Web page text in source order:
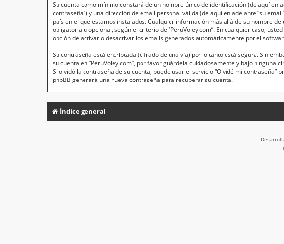
Su cuenta como mínimo constará de un nombre único de identificación (de aquí en
contraseña”) y una dirección de email personal válida (de aquí en adelante “su
país en el que estamos instalados. Cualquier información más allá de su nombre
obligatoria u opcional, según el criterio de “PeruVoley.com”. En cualquier caso,
opción de activar o desactivar los emails generados automáticamente por el
Su contraseña está encriptada (cifrado de una vía) por lo tanto está segura. Sin
su cuenta en “PeruVoley.com”, por favor guárdela cuidadosamente y bajo
Si olvidó la contraseña de su cuenta, puede usar el servicio “Olvidé mi
phpBB generará una nueva contraseña para recuperar su cuenta.
Índice general